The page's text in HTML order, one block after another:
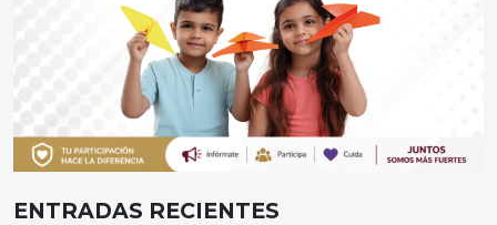
ENTRADAS RECIENTES